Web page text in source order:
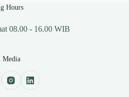
Hours
08.00 - 16.00 WIB
Media